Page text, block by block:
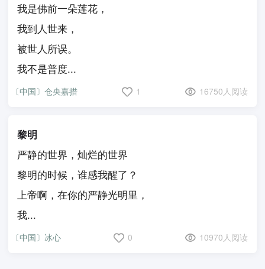
我是佛前一朵莲花，
我到人世来，
被世人所误。
我不是普度...
〔中国〕仓央嘉措 1 16750人阅读
黎明
严静的世界，灿烂的世界
黎明的时候，谁感我醒了？
上帝啊，在你的严静光明里，
我...
〔中国〕冰心 0 10970人阅读